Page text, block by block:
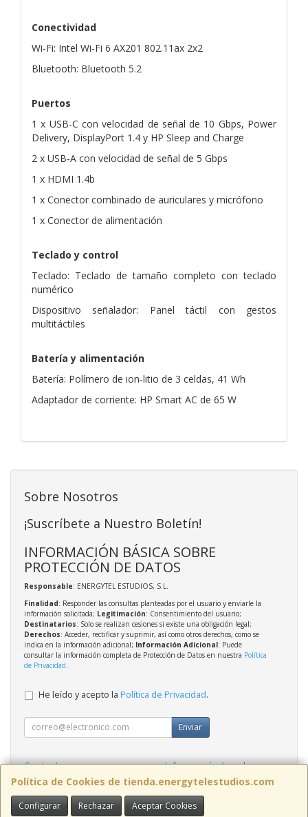
Conectividad
Wi-Fi: Intel Wi-Fi 6 AX201 802.11ax 2x2
Bluetooth: Bluetooth 5.2
Puertos
1 x USB-C con velocidad de señal de 10 Gbps, Power
Delivery, DisplayPort 1.4 y HP Sleep and Charge
2 x USB-A con velocidad de señal de 5 Gbps
1 x HDMI 1.4b
1 x Conector combinado de auriculares y micrófono
1 x Conector de alimentación
Teclado y control
Teclado: Teclado de tamaño completo con teclado
numérico
Dispositivo señalador: Panel táctil con gestos
multitáctiles
Batería y alimentación
Batería: Polímero de ion-litio de 3 celdas, 41 Wh
Adaptador de corriente: HP Smart AC de 65 W
Política de Cookies de tienda.energytelestudios.com
Configurar Rechazar Aceptar Cookies
Sobre Nosotros
¡Suscríbete a Nuestro Boletín!
INFORMACIÓN BÁSICA SOBRE
PROTECCIÓN DE DATOS
Responsable: ENERGYTEL ESTUDIOS, S.L.
Finalidad: Responder las consultas planteadas por el usuario y enviarle la
información solicitada; Legitimación: Consentimiento del usuario;
Destinatarios: Solo se realizan cesiones si existe una obligación legal;
Derechos: Acceder, rectificar y suprimir, así como otros derechos, como se
indica en la información adicional; Información Adicional: Puede
consultar la información completa de Protección de Datos en nuestra Política
de Privacidad
He leído y acepto la Política de Privacidad.
Enviar
Contacto
Información Legal
Política Privacidad
Política de Cookies
Contacto